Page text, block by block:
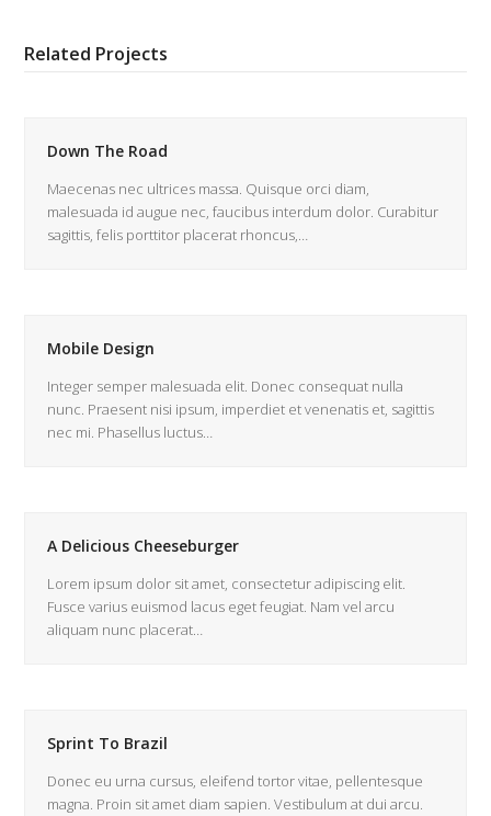
Related Projects
Down The Road
Maecenas nec ultrices massa. Quisque orci diam,
malesuada id augue nec, faucibus interdum dolor. Curabitur
sagittis, felis porttitor placerat rhoncus,…
Mobile Design
Integer semper malesuada elit. Donec consequat nulla
nunc. Praesent nisi ipsum, imperdiet et venenatis et, sagittis
nec mi. Phasellus luctus…
A Delicious Cheeseburger
Lorem ipsum dolor sit amet, consectetur adipiscing elit.
Fusce varius euismod lacus eget feugiat. Nam vel arcu
aliquam nunc placerat…
Sprint To Brazil
Donec eu urna cursus, eleifend tortor vitae, pellentesque
magna. Proin sit amet diam sapien. Vestibulum at dui arcu.